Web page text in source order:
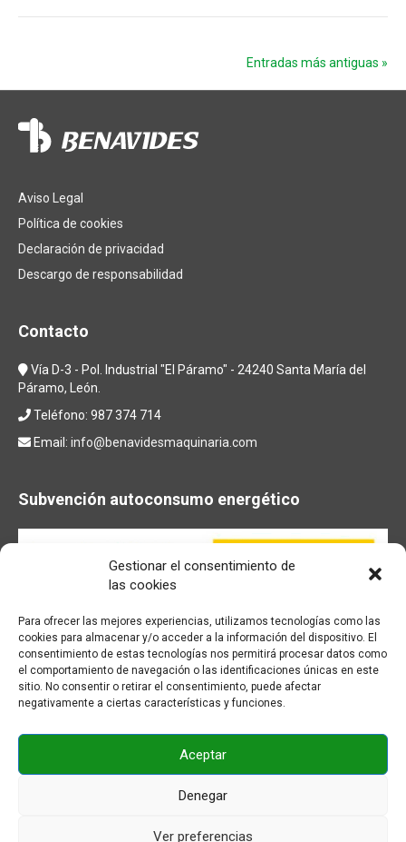
Gestionar el consentimiento de
las cookies
Para ofrecer las mejores experiencias, utilizamos tecnologías como las
cookies para almacenar y/o acceder a la información del dispositivo. El
consentimiento de estas tecnologías nos permitirá procesar datos como
el comportamiento de navegación o las identificaciones únicas en este
sitio. No consentir o retirar el consentimiento, puede afectar
negativamente a ciertas características y funciones.
Aceptar
Denegar
Ver preferencias
Entradas más antiguas »
Aviso Legal
Política de cookies
Declaración de privacidad
Descargo de responsabilidad
Contacto
Vía D-3 - Pol. Industrial "El Páramo" - 24240 Santa María del
Páramo, León.
Teléfono: 987 374 714
Email: info@benavidesmaquinaria.com
Subvención autoconsumo energético